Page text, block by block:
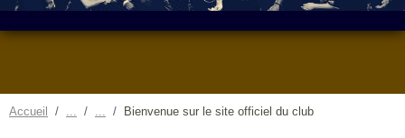
Accueil Bienvenue sur le site officiel du club